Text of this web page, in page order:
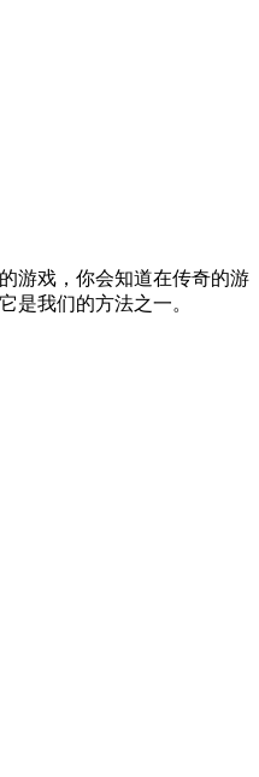
游戏，你会知道在传奇的游
是我们的方法之一。